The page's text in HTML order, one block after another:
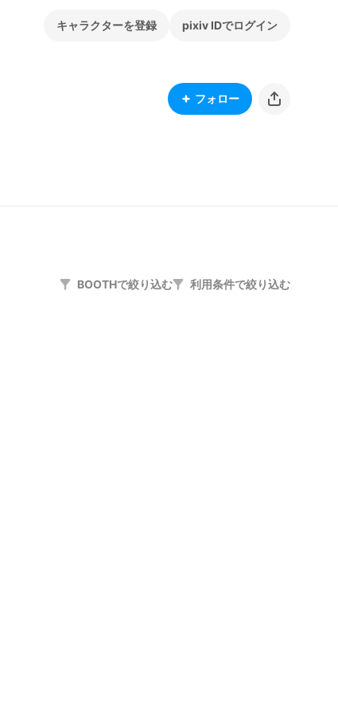
キャラクターを登録 pixiv IDでログイン
フォロー
BOOTHで絞り込む 利用条件で絞り込む